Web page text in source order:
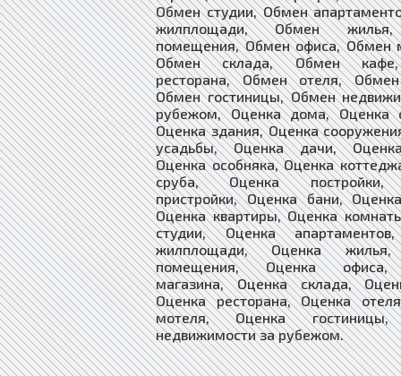
Обмен студии, Обмен
жилплощади, Обмен
помещения, Обмен офиса, Обмен
Обмен склада, Обмен
ресторана, Обмен отеля,
Обмен гостиницы, Обмен
рубежом, Оценка дома, Оценка
Оценка здания, Оценка
усадьбы, Оценка дачи,
Оценка особняка, Оценка
сруба, Оценка постройки,
пристройки, Оценка бани,
Оценка квартиры, Оценка
студии, Оценка
жилплощади, Оценка жилья,
помещения, Оценка офиса,
магазина, Оценка склада,
Оценка ресторана, Оценка
мотеля, Оценка гостиницы,
недвижимости за рубежом.